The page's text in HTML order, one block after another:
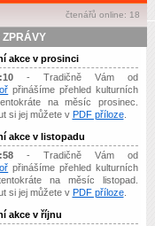
čtenářů online: 18
akce v prosinci
- Tradičně Vám od
přinášíme přehled kulturních
na měsíc prosinec.
si jej můžete v PDF příloze.
akce v listopadu
- Tradičně Vám od
přinášíme přehled kulturních
na měsíc listopad.
si jej můžete v PDF příloze.
akce v říjnu